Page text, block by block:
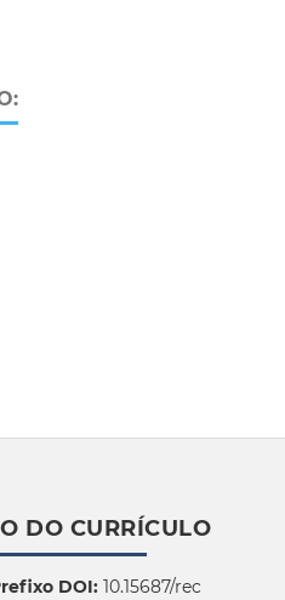
DO CURRÍCULO
DOI:10.15687/rec